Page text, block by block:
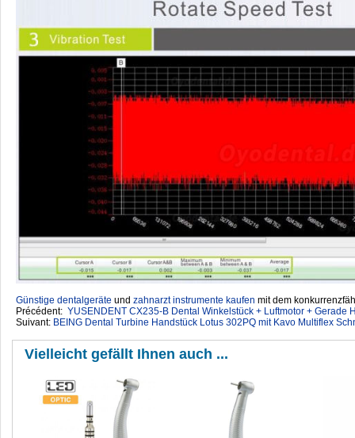
Günstige dentalgeräte ‎ und zahnarzt instrumente kaufen mit dem
Précédent: YUSENDENT CX235-B Dental Winkelstück + Luftmotor + Gerade
Suivant: BEING Dental Turbine Handstück Lotus 302PQ mit Kavo Multiflex
Vielleicht gefällt Ihnen auch ...